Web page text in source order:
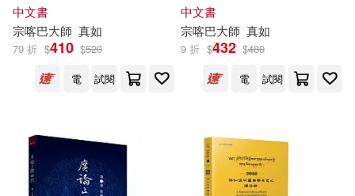
班諾瓦・加洛(3) 瑞智士記(3)
第9世堪千創古仁波切(3)
財團法人法鼓山文教基金會-法鼓文
Audite(7) ECM(7)
中國建築工業出版社(7)
中文書
宗喀巴大師 真如
79 折 $410 $520
電
試閱
中文書
宗喀巴大師 真如
9 折 $432 $480
電
試閱